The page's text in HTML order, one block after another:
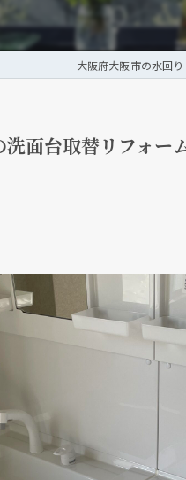
大阪府大阪市の水回
面台取替リフォ